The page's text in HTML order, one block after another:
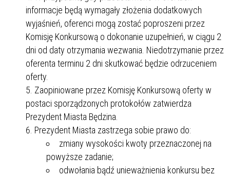
informacje będą wymagały złożenia dodatkowych
wyjaśnień, oferenci mogą zostać poproszeni przez
Komisję Konkursową o dokonanie uzupełnień, w ciągu 2
dni od daty otrzymania wezwania. Niedotrzymanie przez
oferenta terminu 2 dni skutkować będzie odrzuceniem
oferty.
Zaopiniowane przez Komisję Konkursową oferty w
postaci sporządzonych protokołów zatwierdza
Prezydent Miasta Będzina.
Prezydent Miasta zastrzega sobie prawo do:
zmiany wysokości kwoty przeznaczonej na
powyższe zadanie;
odwołania bądź unieważnienia konkursu bez